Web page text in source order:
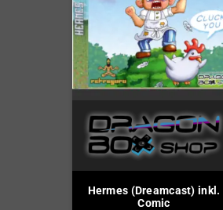
Hermes (Dreamcast) inkl.
Comic